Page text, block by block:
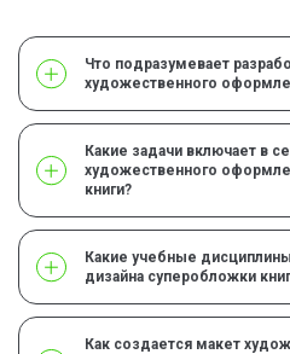
Что подразумевает
художественного
Какие задачи включает в
художественного
книги?
Какие учебные
дизайна суперобложки
Как создается макет